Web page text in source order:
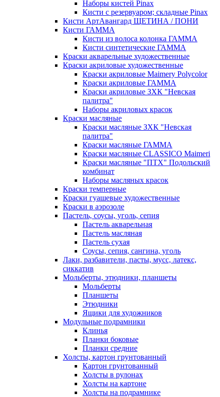
Наборы кистей Pinax
Кисти с резервуаром; складные Pinax
Кисти АртАвангард ЩЕТИНА / ПОНИ
Кисти ГАММА
Кисти из волоса колонка ГАММА
Кисти синтетические ГАММА
Краски акварельные художественные
Краски акриловые художественные
Краски акриловые Maimery Polycolor
Краски акриловые ГАММА
Краски акриловые ЗХК "Невская
палитра"
Наборы акриловых красок
Краски масляные
Краски масляные ЗХК "Невская
палитра"
Краски масляные ГАММА
Краски масляные CLASSICO Maimeri
Краски масляные "ПТХ" Подольский
комбинат
Наборы масляных красок
Краски темперные
Краски гуашевые художественные
Краски в аэрозоле
Пастель, соусы, уголь, сепия
Пастель акварельная
Пастель масляная
Пастель сухая
Соусы, сепия, сангина, уголь
Лаки, разбавители, пасты, мусс, латекс,
сиккатив
Мольберты, этюдники, планшеты
Мольберты
Планшеты
Этюдники
Ящики для художников
Модульные подрамники
Клинья
Планки боковые
Планки средние
Холсты, картон грунтованный
Картон грунтованный
Холсты в рулонах
Холсты на картоне
Холсты на подрамнике